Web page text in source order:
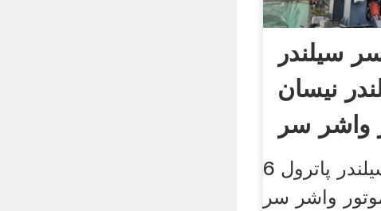
سیلندر
6 سیلندر نیسان
واشر سر
واشر سر سیلندر پاترول 6
واشر سر